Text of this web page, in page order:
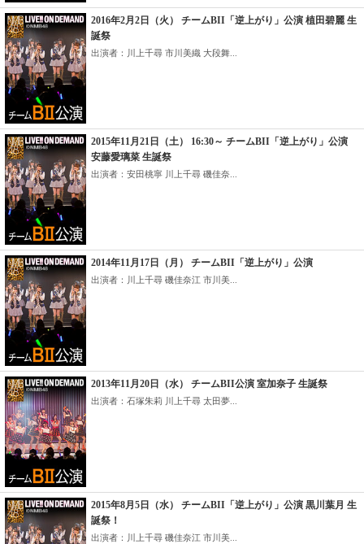
2016年2月2日（火） チームBII「逆上がり」公演 植田碧麗 生
誕祭
出演者：川上千尋 市川美織 大段舞...
2015年11月21日（土） 16:30～ チームBII「逆上がり」公演
安藤愛璃菜 生誕祭
出演者：安田桃寧 川上千尋 磯佳奈...
2014年11月17日（月） チームBII「逆上がり」公演
出演者：川上千尋 磯佳奈江 市川美...
2013年11月20日（水） チームBII公演 室加奈子 生誕祭
出演者：石塚朱莉 川上千尋 太田夢...
2015年8月5日（水） チームBII「逆上がり」公演 黒川葉月 生
誕祭！
出演者：川上千尋 磯佳奈江 市川美...